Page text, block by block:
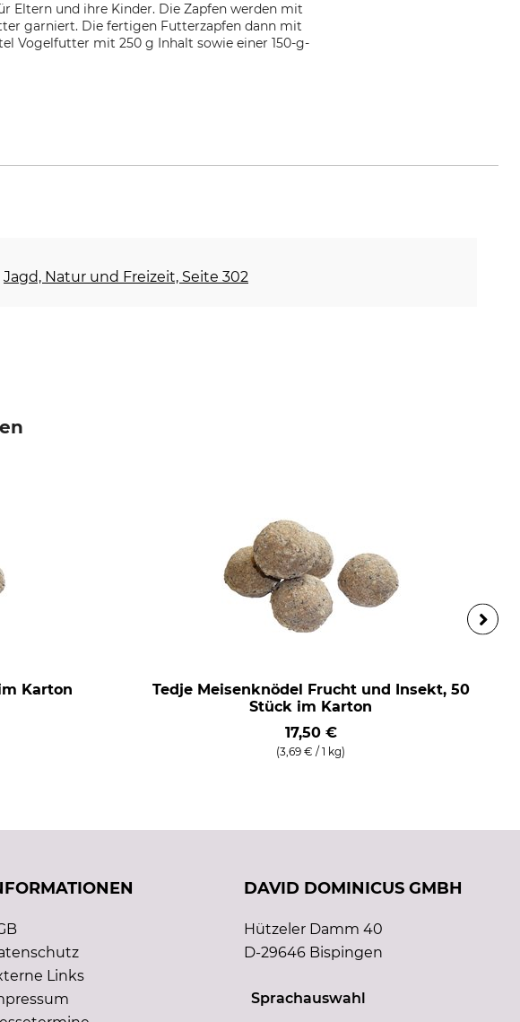
Eltern und ihre Kinder. Die Zapfen werden mit
garniert. Die fertigen Futterzapfen dann mit
Vogelfutter mit 250 g Inhalt sowie einer 150-g-
Jagd, Natur und Freizeit, Seite 302
Karton
Tedje Meisenknödel Frucht und Insekt, 50
Stück im Karton
17,50 €
(3,69 € / 1 kg)
Links
DAVID DOMINICUS GMBH
Hützeler Damm 40
D-29646 Bispingen
Sprachauswahl